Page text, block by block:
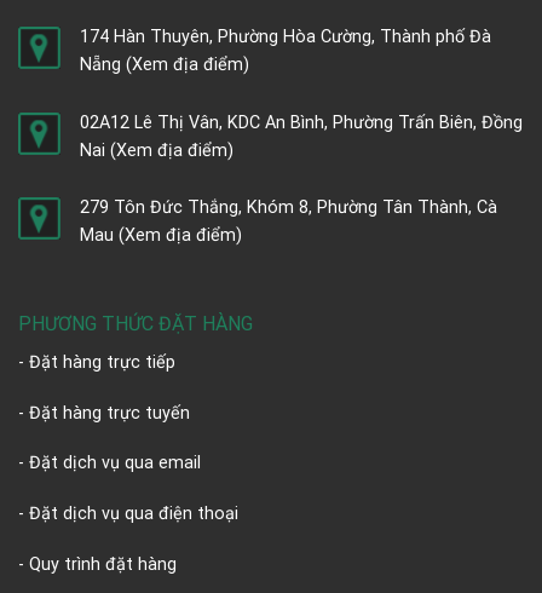
174 Hàn Thuyên, Phường Hòa Cường, Thành phố Đà
Nẵng (Xem địa điểm)
02A12 Lê Thị Vân, KDC An Bình, Phường Trấn Biên, Đồng
Nai (Xem địa điểm)
279 Tôn Đức Thắng, Khóm 8, Phường Tân Thành, Cà
Mau (Xem địa điểm)
PHƯƠNG THỨC ĐẶT HÀNG
- Đặt hàng trực tiếp
- Đặt hàng trực tuyến
- Đặt dịch vụ qua email
- Đặt dịch vụ qua điện thoại
- Quy trình đặt hàng